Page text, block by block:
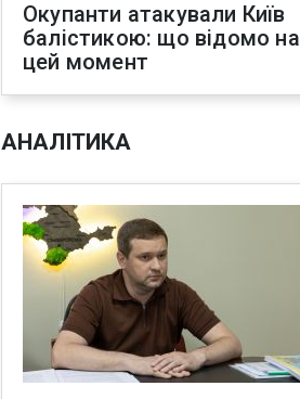
Окупанти атакували Київ
балістикою: що відомо на
цей момент
АНАЛІТИКА